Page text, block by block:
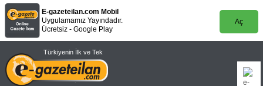
E-gazeteilan.com Mobil
Uygulamamız Yayındadır.
Ücretsiz - Google Play
Aç
Türkiyenin İlk ve Tek